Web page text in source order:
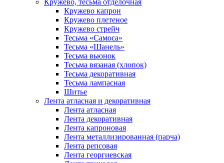
Кружево капрон
Кружево плетеное
Кружево стрейч
Тесьма «Самоса»
Тесьма «Шанель»
Тесьма вьюнок
Тесьма вязаная (хлопок)
Тесьма декоративная
Тесьма лампасная
Шитье
Лента атласная и декоративная
Лента атласная
Лента декоративная
Лента капроновая
Лента металлизированная (парча)
Лента репсовая
Лента георгиевская